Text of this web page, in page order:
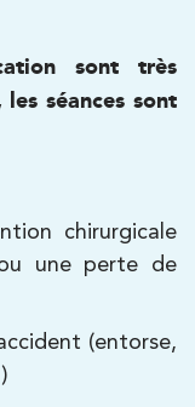
sont très
séances sont
chirurgicale
une perte de
(entorse,